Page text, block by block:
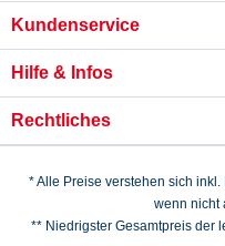
Kundenservice
Hilfe & Infos
Rechtliches
* Alle Preise verstehen sich inkl.
wenn nicht
** Niedrigster Gesamtpreis der